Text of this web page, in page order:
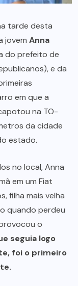
tarde desta
jovem Anna
do prefeito de
e da
em que a
na TO-
da cidade
estado.
no local, Anna
em um Fiat
filha mais velha
quando perdeu
o
seguia logo
foi o primeiro